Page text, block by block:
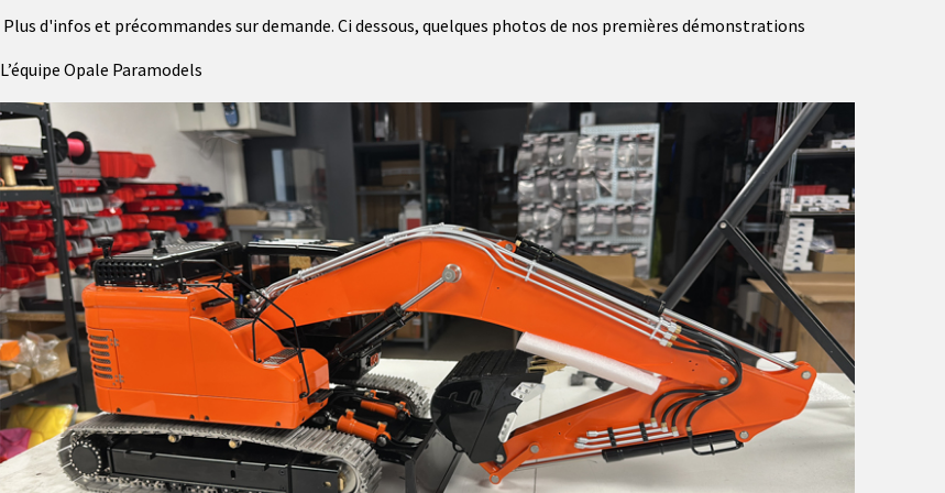
Plus d'infos et précommandes sur demande. Ci dessous, quelques photos de nos premières démonstrations
L’équipe Opale Paramodels